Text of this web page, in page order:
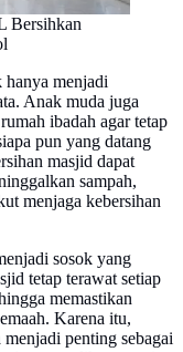
Bersihkan
hanya menjadi
Anak muda juga
ibadah agar tetap
pun yang datang
masjid dapat
sampah,
menjaga kebersihan
sosok yang
tetap terawat setiap
memastikan
Karena itu,
penting sebagai